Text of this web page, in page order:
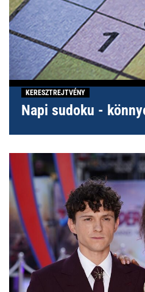
KERESZTREJTVÉNY
Napi sudoku -